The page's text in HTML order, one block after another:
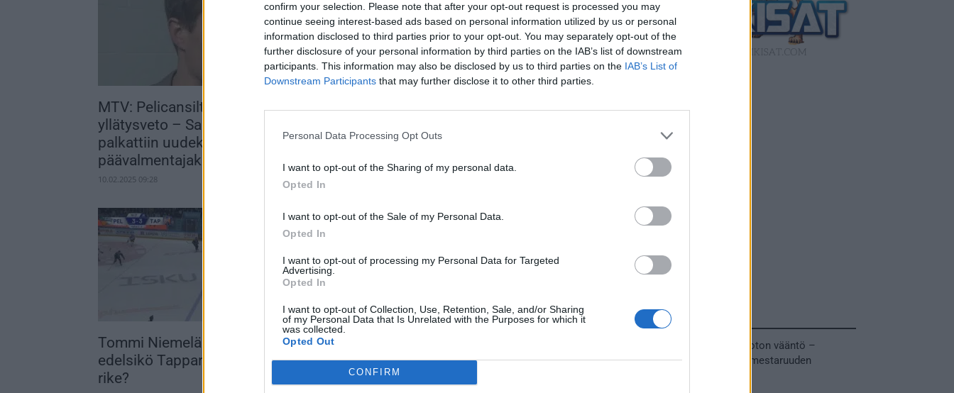
confirm your selection. Please note that after your opt-out request is processed you may
continue seeing interest-based ads based on personal information utilized by us or personal
information disclosed to third parties prior to your opt-out. You may separately opt-out of the
further disclosure of your personal information by third parties on the IAB’s list of downstream
participants. This information may also be disclosed by us to third parties on the IAB’s List of
Downstream Participants that may further disclose it to other third parties.
Personal Data Processing Opt Outs
I want to opt-out of the Sharing of my personal data.
Opted In
I want to opt-out of the Sale of my Personal Data.
Opted In
I want to opt-out of processing my Personal Data for Targeted
Advertising.
Opted In
I want to opt-out of Collection, Use, Retention, Sale, and/or Sharing
of my Personal Data that Is Unrelated with the Purposes for which it
was collected.
Opted Out
CONFIRM
MTV: Pelicansilta todellinen
yllätysveto – Sami Kapanen
palkattiin uudeksi
päävalmentajaksi
10.02.2025 09:28
Jäätävä pommi – Pelicansin Antti
Lehterän aivan...
Tommi Niemelä kävi kuumana –
edelsikö Tapparan jatkoaikamaalia
rike?
ottanut hölmöilyvaihteen käyttöön
– nyt napsahti 3...
Tuoreimmat uutiset
MM-kullasta käytiin armoton vääntö –
Leijonat voitti maailmanmestaruuden